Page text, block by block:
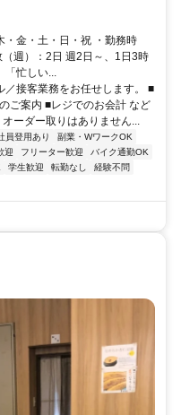
美濃赤坂徒歩約48分 綾戸口
・金・土・日・祝 ・勤務時
週）：2日 週2日～、1日3時
「忙しい...
／接客業務をお任せします。 ■
ご案内 ■レジでのお会計 など
ーダー取りはありません...
員登用あり
副業・WワークOK
迎 フリーター歓迎
バイク通勤OK
学生歓迎 転勤なし
経験不問